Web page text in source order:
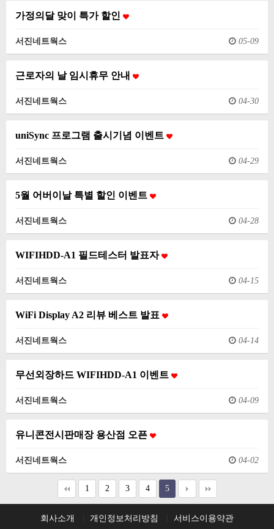
가정의달 맞이 특가 할인
서진네트웍스 05-09
근로자의 날 임시휴무 안내
서진네트웍스 04-30
uniSync 프로그램 출시기념 이벤트
서진네트웍스 04-29
5월 어버이날 특별 할인 이벤트
서진네트웍스 04-28
WIFIHDD-A1 필드테스터 발표자
서진네트웍스 04-15
WiFi Display A2 리뷰 베스트 발표
서진네트웍스 04-14
무선외장하드 WIFIHDD-A1 이벤트
서진네트웍스 04-09
유니콘전시판매장 용산점 오픈
서진네트웍스 04-02
1 2 3 4 5
회사소개 개인정보처리방침 서비스이용약관